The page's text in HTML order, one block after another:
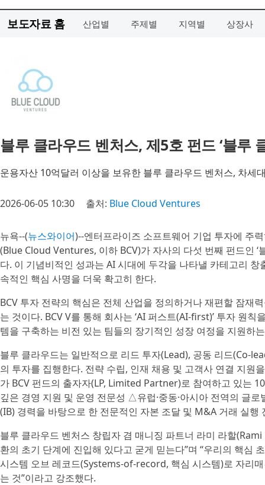
보도자료 홈 산업별 주제별 지역별 상장사
블루 클라우드 벤처스, 제5호 펀드 ‘블루
운용자산 10억달러 이상을 보유한 블루 클라우드 벤처스, 차
2026-06-05 10:30 출처: Blue Cloud Ventures
뉴욕--(뉴스와이어)--엔터프라이즈 소프트웨어 기업 투자에 주
(Blue Cloud Ventures, 이하 BCV)가 자사의 다섯 번째 펀드인
다. 이 기념비적인 성과는 AI 시대에 두각을 나타낼 카테고리
속적인 핵심 사명을 더욱 확고히 한다.
BCV 투자 전략의 핵심은 전체 산업을 정의하거나 재편할 잠재
는 것이다. BCV V를 통해 회사는 ‘AI 퍼스트(AI-first)’ 투자 원
템을 구축하는 비전 있는 팀들의 장기적인 성장 여정을 지원하
블루 클라우드는 일반적으로 리드 투자(Lead), 공동 리드(Co-
의 투자를 집행한다. 전략 수립, 인재 채용 및 고객사 연결 지
가 BCV 펀드의 출자자(LP, Limited Partner)로 참여하고 있는
깊은 경영 지원 및 운영 전문성 △유럽·중동·아시아 전역의 글
(IB) 경력을 바탕으로 한 전문적인 자본 조달 및 M&A 거래 실행
블루 클라우드 벤처스 창립자 겸 매니징 파트너 라미 라할
환의 초기 단계에 진입해 있다고 굳게 믿는다”며 “우리의 핵심
시스템 오브 레코드(Systems-of-record, 핵심 시스템)로 자리
는 것”이라고 강조했다.